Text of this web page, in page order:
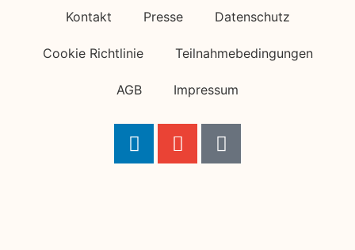
Kontakt Presse Datenschutz
Cookie Richtlinie Teilnahmebedingungen
AGB Impressum